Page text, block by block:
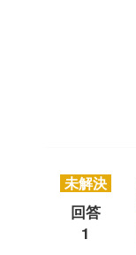
未解決
回答
1